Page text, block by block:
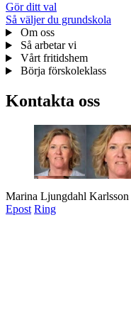
Gör ditt val
Så väljer du grundskola
Om oss
Så arbetar vi
Vårt fritidshem
Börja förskoleklass
Kontakta oss
Marina Ljungdahl Karlsson
Epost Ring